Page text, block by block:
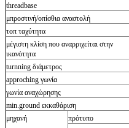
threadbase
μπροστινή/οπίσθια αναστολή
τοπ ταχύτητα
μέγιστη κλίση που αναρριχείται στην
ικανότητα
turnning διάμετρος
approching γωνία
γωνία αναχώρησης
min.ground εκκαθάριση
μηχανή
πρότυπο